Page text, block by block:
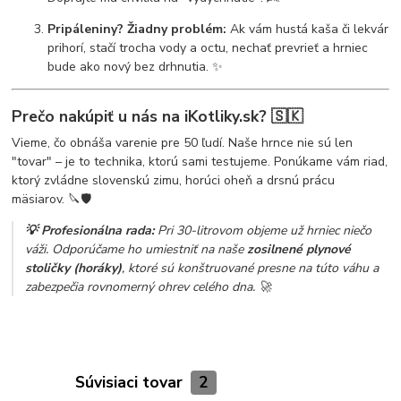
Pripáleniny? Žiadny problém: Ak vám hustá kaša či lekvár
prihorí, stačí trocha vody a octu, nechať prevrieť a hrniec
bude ako nový bez drhnutia. ✨
Prečo nakúpiť u nás na iKotliky.sk? 🇸🇰
Vieme, čo obnáša varenie pre 50 ľudí. Naše hrnce nie sú len
"tovar" – je to technika, ktorú sami testujeme. Ponúkame vám riad,
ktorý zvládne slovenskú zimu, horúci oheň a drsnú prácu
mäsiarov. 🔪🛡️
💡 Profesionálna rada:Pri 30-litrovom objeme už hrniec niečo
váži. Odporúčame ho umiestniť na našezosilnené plynové
stoličky (horáky), ktoré sú konštruované presne na túto váhu a
zabezpečia rovnomerný ohrev celého dna. 🚀
Súvisiaci tovar 2